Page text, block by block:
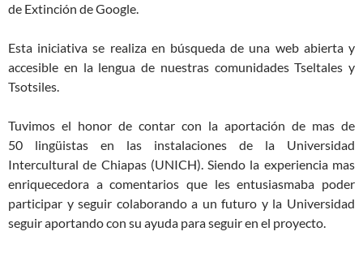
de Extinción de Google.
Esta iniciativa se realiza en búsqueda de una web abierta y
accesible en la lengua de nuestras comunidades Tseltales y
Tsotsiles.
Tuvimos el honor de contar con la aportación de mas de
50 lingüistas en las instalaciones de la Universidad
Intercultural de Chiapas (UNICH). Siendo la experiencia mas
enriquecedora a comentarios que les entusiasmaba poder
participar y seguir colaborando a un futuro y la Universidad
seguir aportando con su ayuda para seguir en el proyecto.